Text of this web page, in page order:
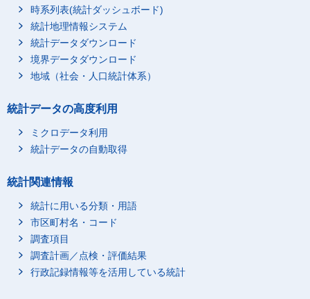
時系列表(統計ダッシュボード)
統計地理情報システム
統計データダウンロード
境界データダウンロード
地域（社会・人口統計体系）
統計データの高度利用
ミクロデータ利用
統計データの自動取得
統計関連情報
統計に用いる分類・用語
市区町村名・コード
調査項目
調査計画／点検・評価結果
行政記録情報等を活用している統計